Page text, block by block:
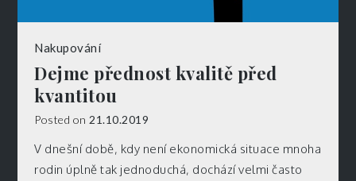
Nakupování
Dejme přednost kvalitě před
kvantitou
Posted on 21.10.2019
V dnešní době, kdy není ekonomická situace mnoha
rodin úplně tak jednoduchá, dochází velmi často